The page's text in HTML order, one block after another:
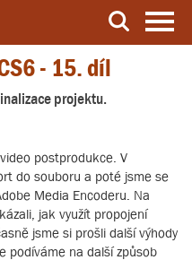
- 15. díl
projektu.
postprodukce. V
do souboru a poté jsme se
Media Encoderu. Na
jak využít propojení
jsme si prošli další výhody
podíváme na další způsob